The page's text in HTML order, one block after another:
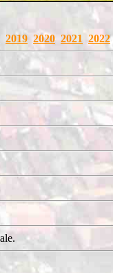
2019 2020 2021 2022